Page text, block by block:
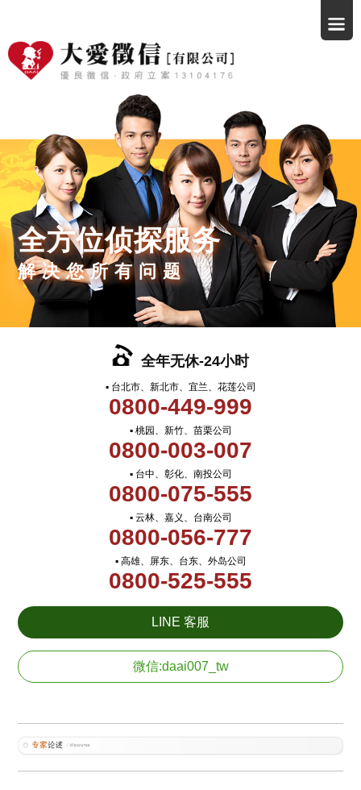
全方位侦探服务
解决您所有问题
全年无休-24小时
▪ 台北市、新北市、宜兰、花莲公司
0800-449-999
▪ 桃园、新竹、苗栗公司
0800-003-007
▪ 台中、彰化、南投公司
0800-075-555
▪ 云林、嘉义、台南公司
0800-056-777
▪ 高雄、屏东、台东、外岛公司
0800-525-555
LINE 客服
微信:daai007_tw